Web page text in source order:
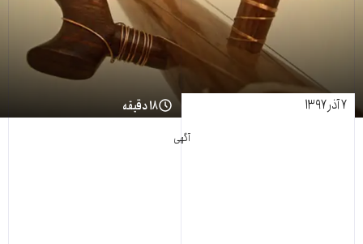
۷ آذر ۱۳۹۷ ۱۸ دقیقه
آگهی